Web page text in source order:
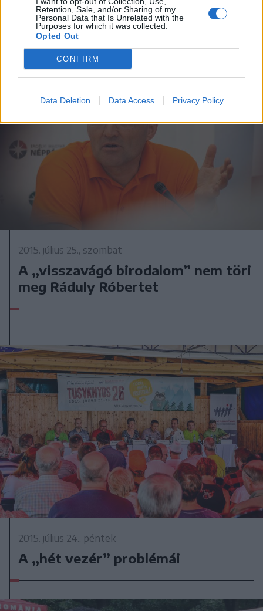
Retention, Sale, and/or Sharing of my
Personal Data that Is Unrelated with the
Purposes for which it was collected.
Opted Out
CONFIRM
Data Deletion Data Access Privacy Policy
Orbán: a tét ma már Európa
2015. július 25., szombat
A „visszavágó birodalom” nem töri
meg Ráduly Róbertet
2015. július 24., péntek
A „hét vezér” problémái